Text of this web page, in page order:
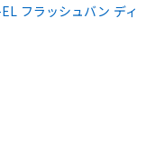
フラッシュバン ディ